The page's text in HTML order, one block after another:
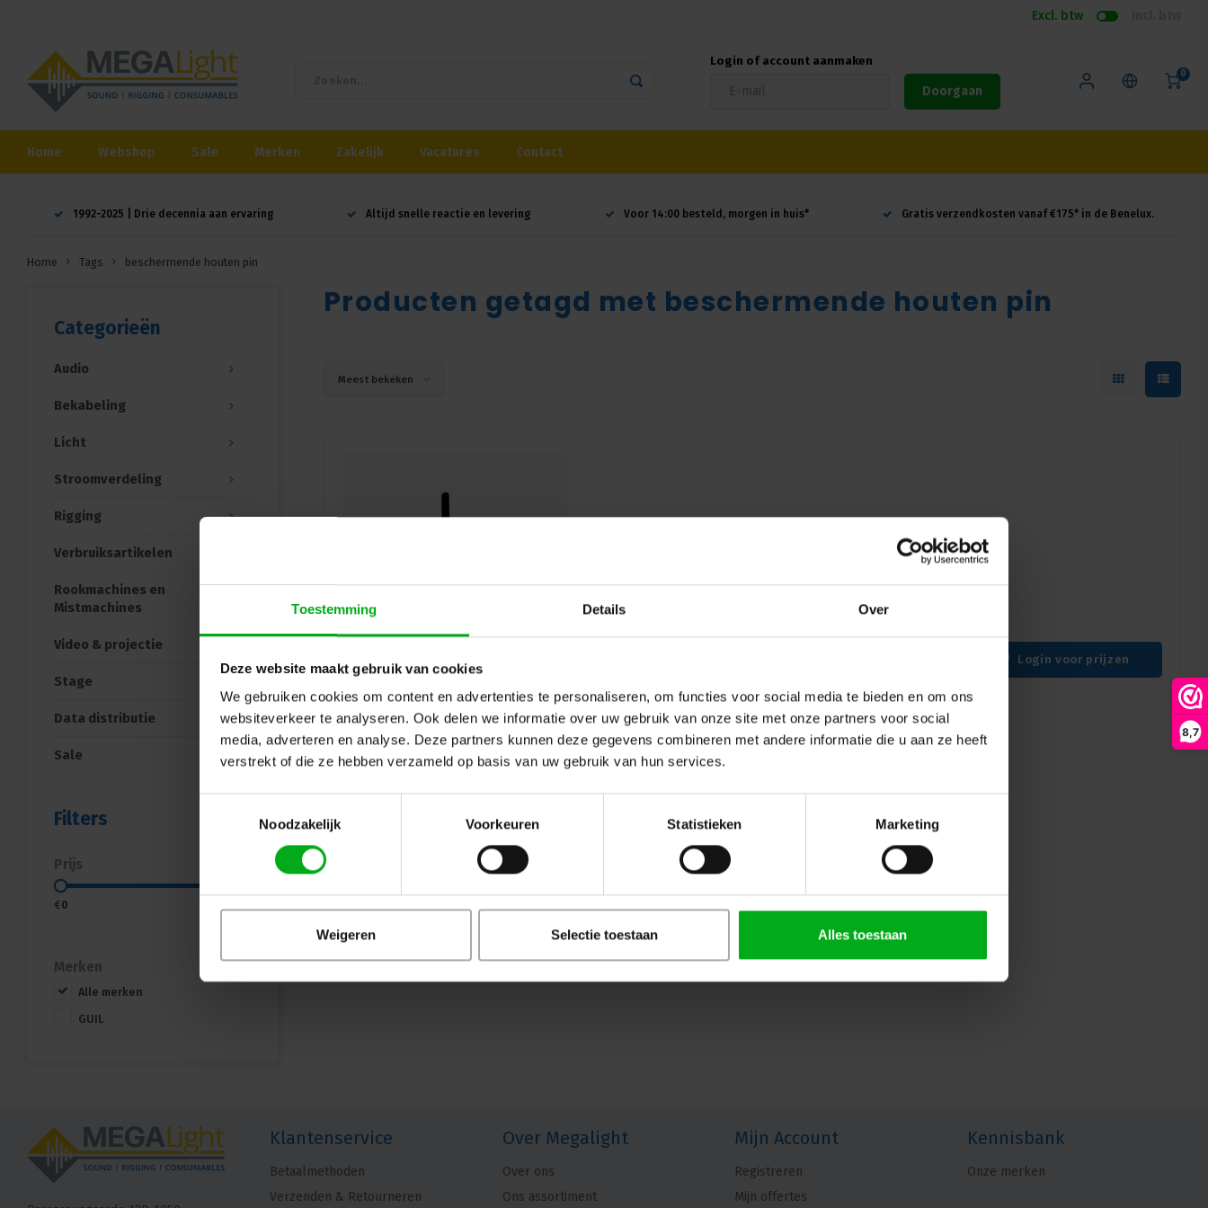
8,7
Toestemming Details Over
Deze website maakt gebruik van cookies
We gebruiken cookies om content en advertenties te personaliseren, om functies voor social media te bieden en om ons
websiteverkeer te analyseren. Ook delen we informatie over uw gebruik van onze site met onze partners voor social
media, adverteren en analyse. Deze partners kunnen deze gegevens combineren met andere informatie die u aan ze heeft
verstrekt of die ze hebben verzameld op basis van uw gebruik van hun services.
Noodzakelijk
Voorkeuren Statistieken Marketing
Weigeren Selectie toestaan Alles toestaan
Excl. btw
Login of account aanmaken
Doorgaan
0
Home Webshop Sale Merken Zakelijk Vacatures Contact
1992-2025 | Drie decennia aan ervaring Altijd snelle reactie en levering Voor 14:00 besteld, morgen in huis* Gratis verzendkosten vanaf €175* in de Benelux.
Home Tags beschermende houten pin
Categorieën
Audio
Bekabeling
Licht
Stroomverdeling
Rigging
Verbruiksartikelen
Rookmachines en
Mistmachines
Video & projectie
Stage
Data distributie
Sale
Filters
Prijs
€0
Merken
Alle merken
GUIL
Producten getagd met beschermende houten pin
Meest bekeken
Login voor prijzen
Klantenservice
Betaalmethoden
Verzenden & Retourneren
Over Megalight
Over ons
Ons assortiment
Mijn Account
Registreren
Mijn offertes
Kennisbank
Onze merken